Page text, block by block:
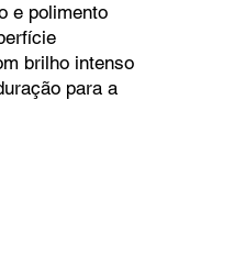
e polimento
brilho intenso
para a